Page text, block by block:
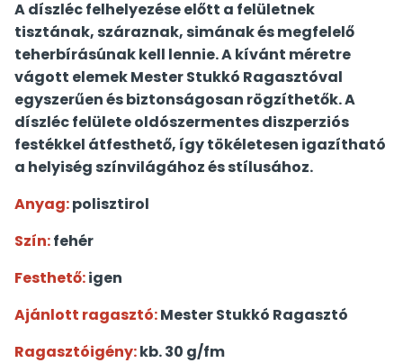
A díszléc felhelyezése előtt a felületnek
tisztának, száraznak, simának és megfelelő
teherbírásúnak kell lennie. A kívánt méretre
vágott elemek Mester Stukkó Ragasztóval
egyszerűen és biztonságosan rögzíthetők. A
díszléc felülete oldószermentes diszperziós
festékkel átfesthető, így tökéletesen igazítható
a helyiség színvilágához és stílusához.
Anyag:polisztirol
Szín:fehér
Festhető:igen
Ajánlott ragasztó:Mester Stukkó Ragasztó
Ragasztóigény:kb. 30 g/fm